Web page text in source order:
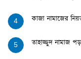
4 কাজা নামাজের
5 তাহাজ্জুদ নামাজ